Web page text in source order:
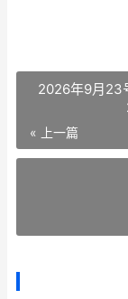
2026年9月23
« 上一篇